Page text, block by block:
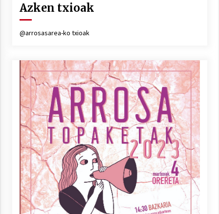
Azken txioak
@arrosasarea-ko txioak